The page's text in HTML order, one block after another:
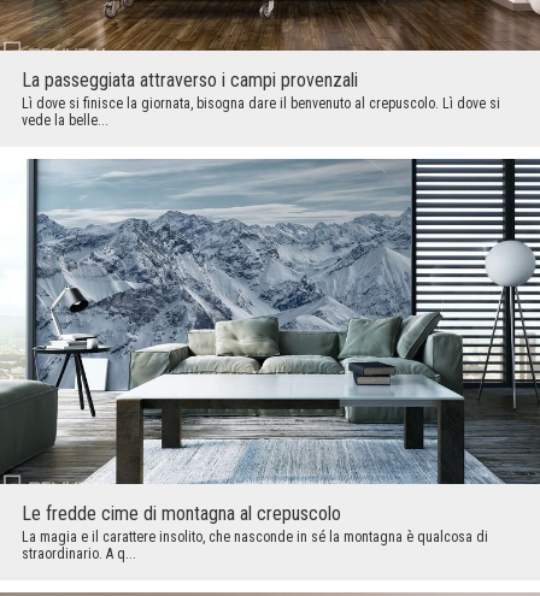
La passeggiata attraverso i campi provenzali
Lì dove si finisce la giornata, bisogna dare il benvenuto al crepuscolo. Lì dove si
vede la belle...
Le fredde cime di montagna al crepuscolo
La magia e il carattere insolito, che nasconde in sé la montagna è qualcosa di
straordinario. A q...